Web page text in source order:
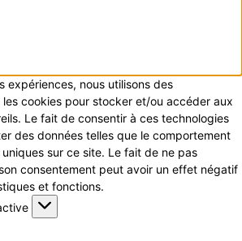
expériences, nous utilisons des
cookies pour stocker et/ou accéder aux
Le fait de consentir à ces technologies
des données telles que le comportement
sur ce site. Le fait de ne pas
consentement peut avoir un effet négatif
et fonctions.